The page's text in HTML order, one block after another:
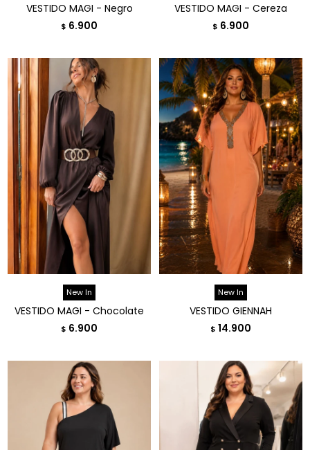
VESTIDO MAGI - Negro
$ 6.900
VESTIDO MAGI - Cereza
$ 6.900
New In
VESTIDO MAGI - Chocolate
$ 6.900
New In
VESTIDO GIENNAH
$ 14.900